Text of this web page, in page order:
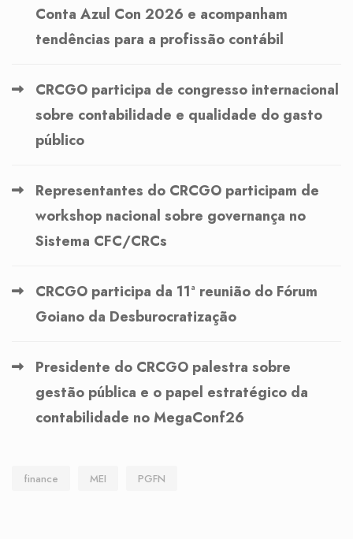
Conta Azul Con 2026 e acompanham
tendências para a profissão contábil
CRCGO participa de congresso internacional
sobre contabilidade e qualidade do gasto
público
Representantes do CRCGO participam de
workshop nacional sobre governança no
Sistema CFC/CRCs
CRCGO participa da 11ª reunião do Fórum
Goiano da Desburocratização
Presidente do CRCGO palestra sobre
gestão pública e o papel estratégico da
contabilidade no MegaConf26
finance MEI PGFN